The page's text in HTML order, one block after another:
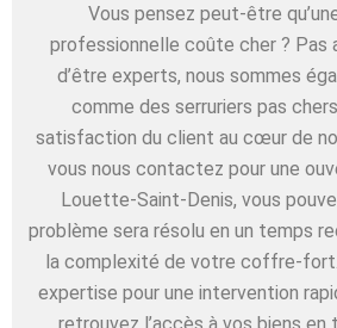
Vous pensez peut-être
professionnelle coûte cher ? Pas
d’être experts, nous sommes
comme des serruriers pas
satisfaction du client au cœur de
vous nous contactez pour une
Louette-Saint-Denis, vous
problème sera résolu en un temps
la complexité de votre coffre-
expertise pour une intervention
retrouvez l’accès à vos biens en